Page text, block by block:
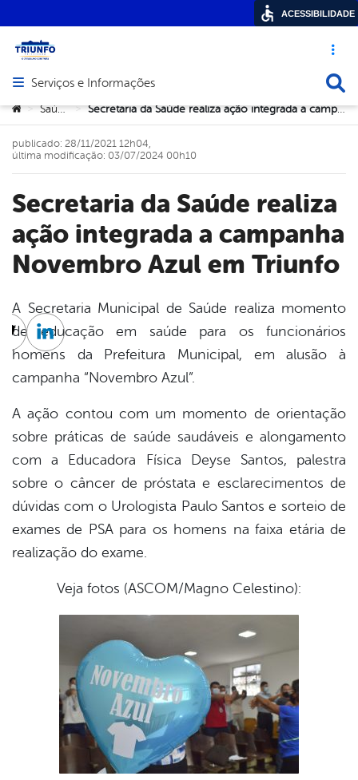
Acesso
Abrir menu principal de navegação
Serviços e Informações
Você está aqui:
> Saúde > Secretaria da Saúde realiza ação integrada a campanha Novembro Azul em Triunfo
Secretaria da Saúde realiza
ação integrada a campanha
Novembro Azul em Triunfo
publicado: 28/11/2021 12h04,
última modificação: 03/07/2024 00h10
A Secretaria Municipal de Saúde realiza momento
de educação em saúde para os funcionários
homens da Prefeitura Municipal, em alusão à
campanha “Novembro Azul”.
A ação contou com um momento de orientação
sobre práticas de saúde saudáveis e alongamento
com a Educadora Física Deyse Santos, palestra
sobre o câncer de próstata e esclarecimentos de
dúvidas com o Urologista Paulo Santos e sorteio de
exames de PSA para os homens na faixa etária de
realização do exame.
Veja fotos (ASCOM/Magno Celestino):
Twitter
Linkedin
ACESSIBILIDADE